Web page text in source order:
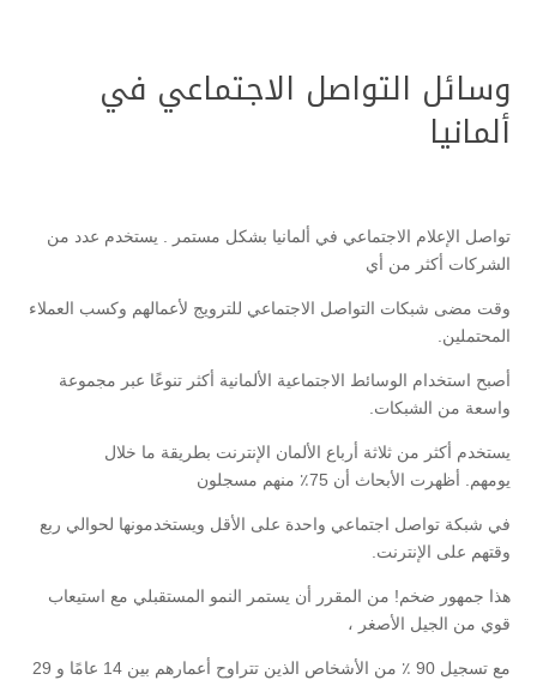
وسائل التواصل الاجتماعي في
ألمانيا
تواصل الإعلام الاجتماعي في ألمانيا بشكل مستمر . يستخدم عدد من
الشركات أكثر من أي
وقت مضى شبكات التواصل الاجتماعي للترويج لأعمالهم وكسب العملاء
المحتملين.
أصبح استخدام الوسائط الاجتماعية الألمانية أكثر تنوعًا عبر مجموعة
واسعة من الشبكات.
يستخدم أكثر من ثلاثة أرباع الألمان الإنترنت بطريقة ما خلال
يومهم. أظهرت الأبحاث أن 75٪ منهم مسجلون
في شبكة تواصل اجتماعي واحدة على الأقل ويستخدمونها لحوالي ربع
وقتهم على الإنترنت.
هذا جمهور ضخم! من المقرر أن يستمر النمو المستقبلي مع استيعاب
قوي من الجيل الأصغر ،
مع تسجيل 90 ٪ من الأشخاص الذين تتراوح أعمارهم بين 14 عامًا و 29